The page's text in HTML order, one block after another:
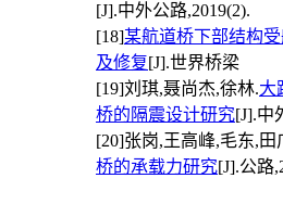
[J].中外公路,2019(2).
[18]某航道桥下部结构
及修复[J].世界桥梁
[19]刘琪,聂尚杰,徐林.大
桥的隔震设计研究[J].中
[20]张岗,王高峰,毛东,田
桥的承载力研究[J].公路